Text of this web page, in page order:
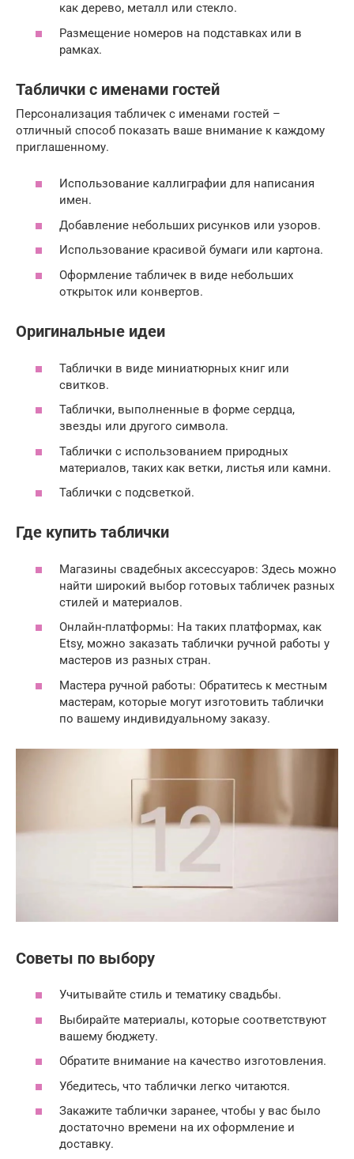
как дерево, металл или стекло.
Размещение номеров на подставках или в
рамках.
Таблички с именами гостей
Персонализация табличек с именами гостей –
отличный способ показать ваше внимание к каждому
приглашенному.
Использование каллиграфии для написания
имен.
Добавление небольших рисунков или узоров.
Использование красивой бумаги или картона.
Оформление табличек в виде небольших
открыток или конвертов.
Оригинальные идеи
Таблички в виде миниатюрных книг или
свитков.
Таблички, выполненные в форме сердца,
звезды или другого символа.
Таблички с использованием природных
материалов, таких как ветки, листья или камни.
Таблички с подсветкой.
Где купить таблички
Магазины свадебных аксессуаров: Здесь можно
найти широкий выбор готовых табличек разных
стилей и материалов.
Онлайн-платформы: На таких платформах, как
Etsy, можно заказать таблички ручной работы у
мастеров из разных стран.
Мастера ручной работы: Обратитесь к местным
мастерам, которые могут изготовить таблички
по вашему индивидуальному заказу.
Советы по выбору
Учитывайте стиль и тематику свадьбы.
Выбирайте материалы, которые соответствуют
вашему бюджету.
Обратите внимание на качество изготовления.
Убедитесь, что таблички легко читаются.
Закажите таблички заранее, чтобы у вас было
достаточно времени на их оформление и
доставку.